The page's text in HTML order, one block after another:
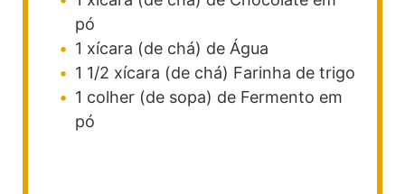
pó
1 xícara (de chá) de Água
1 1/2 xícara (de chá) Farinha de trigo
1 colher (de sopa) de Fermento em
pó